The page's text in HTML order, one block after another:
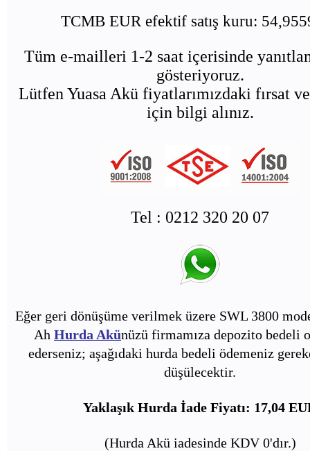
TCMB EUR efektif satış kuru:
Tüm e-mailleri 1-2 saat içerisinde
gösteriyoruz.
Lütfen Yuasa Akü fiyatlarımızdaki fırsat
için bilgi alınız.
Tel : 0212 320 20 07
Eğer geri dönüşüme verilmek üzere SWL 3800
Ah Hurda Akünüzü firmamıza depozito bedeli
ederseniz; aşağıdaki hurda bedeli ödemeniz
düşülecektir.
Yaklaşık Hurda İade Fiyatı: 17,04
(Hurda Akü iadesinde KDV 0'dır.)